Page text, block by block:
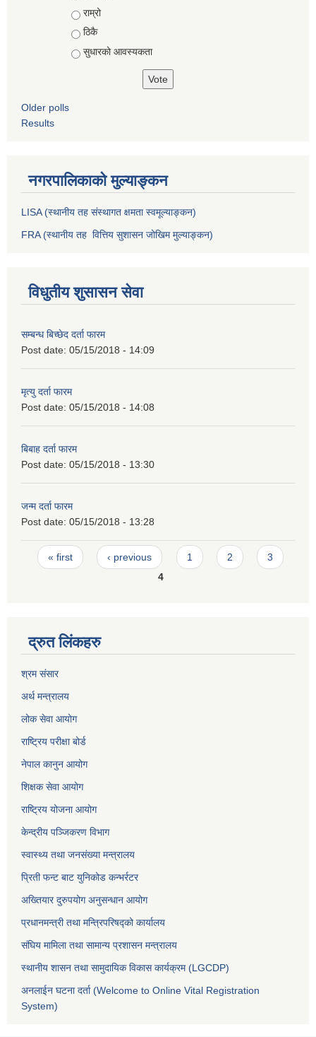
राम्रो
ठिकै
सुधारको आवस्यकता
Older polls
Results
नगरपालिकाको मुल्याङ्कन
LISA (स्थानीय तह संस्थागत क्षमता स्वमूल्याङ्कन)
FRA (स्थानीय तह वित्तिय सुशासन जोखिम मुल्याङ्कन)
विधुतीय शुसासन सेवा
सम्बन्ध बिच्छेद दर्ता फारम
Post date: 05/15/2018 - 14:09
मृत्यु दर्ता फारम
Post date: 05/15/2018 - 14:08
बिबाह दर्ता फारम
Post date: 05/15/2018 - 13:30
जन्म दर्ता फारम
Post date: 05/15/2018 - 13:28
Pages
« first ‹ previous 1 2
3
4
द्रुत लिंकहरु
श्रम संसार
अर्थ मन्त्रालय
लोक सेवा आयोग
राष्ट्रिय परीक्षा बोर्ड
नेपाल कानुन आयोग
शिक्षक सेवा आयोग
राष्ट्रिय योजना आयोग
केन्द्रीय पञ्जिकरण विभाग
स्वास्थ्य तथा जनसंख्या मन्त्रालय
प्रिती फन्ट बाट युनिकोड कन्भर्रटर
अख्तियार दुरुपयोग अनुसन्धान आयोग
प्रधानमन्त्री तथा मन्त्रिपरिषद्को कार्यालय
संघिय मामिला तथा सामान्य प्रशासन मन्त्रालय
स्थानीय शासन तथा सामुदायिक विकास कार्यक्रम (LGCDP)
अनलाईन घटना दर्ता (Welcome to Online Vital Registration
System)